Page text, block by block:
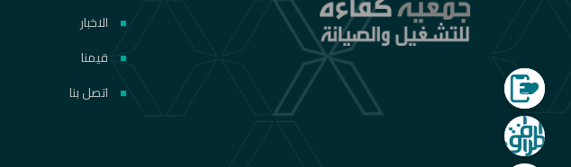
الاخبار
قيمنا
اتصل بنا
الموقع الالكتروني لجمع التبرعات
شركة المرافق المتنقلة